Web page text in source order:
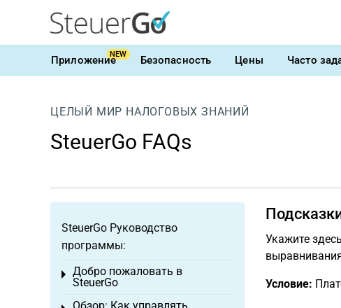
ПриложениеNEW Безопасность Цены Часто
ЦЕЛЫЙ МИР НАЛОГОВЫХ ЗНАНИЙ
SteuerGo FAQs
Укажите
Условие:
SteuerGo Руководство
программы:
Добро пожаловать в
SteuerGo
Toggle menu